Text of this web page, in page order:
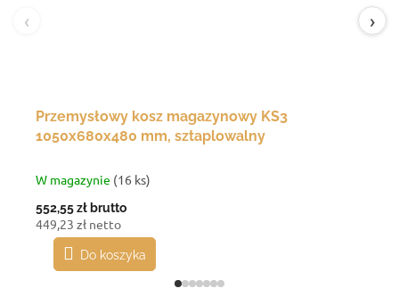
Przemysłowy kosz magazynowy KS3
1050x680x480 mm, sztaplowalny
W magazynie (16 ks)
552,55 zł brutto
449,23 zł netto
Do koszyka
‹ ›